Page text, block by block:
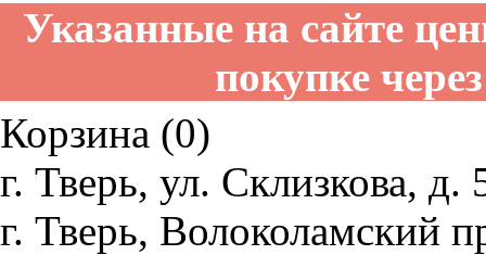
Указанные на сайте
покупке
Корзина (0)
г. Тверь, ул. Склизкова, д.
г. Тверь, Волоколамский